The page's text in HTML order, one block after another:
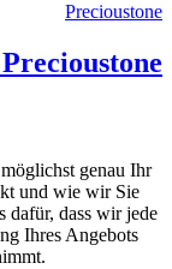
Precioustone
genau Ihr
und wie wir Sie
dafür, dass wir jede
Ihres Angebots